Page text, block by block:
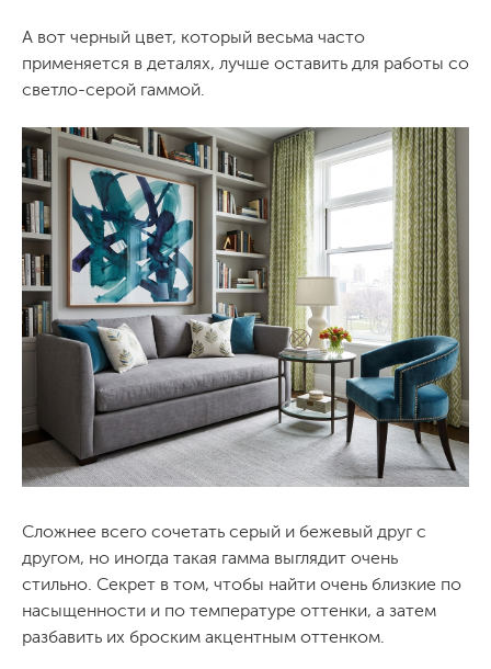
А вот черный цвет, который весьма часто
применяется в деталях, лучше оставить для работы со
светло-серой гаммой.
Сложнее всего сочетать серый и бежевый друг с
другом, но иногда такая гамма выглядит очень
стильно. Секрет в том, чтобы найти очень близкие по
насыщенности и по температуре оттенки, а затем
разбавить их броским акцентным оттенком.